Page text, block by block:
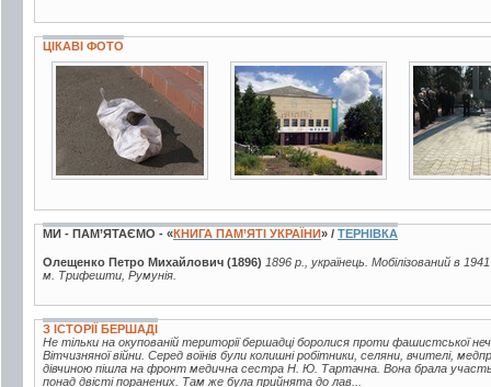
ЦІКАВІ ФОТО
7 фото 3 фото
МИ - ПАМ’ЯТАЄМО - «КНИГА ПАМ’ЯТІ УКРАЇНИ» / ТЕРНІВКА
Олещенко Петро Михайлович (1896) 1896 р., українець. Мобілізований в
м. Трифешти, Румунія.
З ІСТОРІЇ БЕРШАДІ
Не тільки на окупованій території бершадці боролися проти фашистської
Вітчизняної війни. Серед воїнів були колишні робітники, селяни, вчителі,
дівчиною пішла на фронт медична сестра Н. Ю. Тартачна. Вона брала
понад двісті поранених. Там же була прийнята до лав...